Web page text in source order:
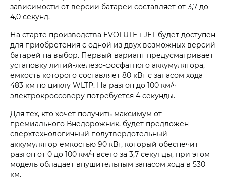
зависимости от версии батареи составляет от 3,7 до
4,0 секунд.
На старте производства EVOLUTE i‑JET будет доступен
для приобретения с одной из двух возможных версий
батарей на выбор. Первый вариант предусматривает
установку литий-железо-фосфатного аккумулятора,
емкость которого составляет 80 кВт с запасом хода
483 км по циклу WLTP. На разгон до 100 км/ч
электрокроссоверу потребуется 4 секунды.
Для тех, кто хочет получить максимум от
премиального Внедорожник, будет предложен
сверхтехнологичный полутвердотельный
аккумулятор емкостью 90 кВт, который обеспечит
разгон от 0 до 100 км/ч всего за 3,7 секунды, при этом
модель обладает внушительным запасом хода в 530
км.